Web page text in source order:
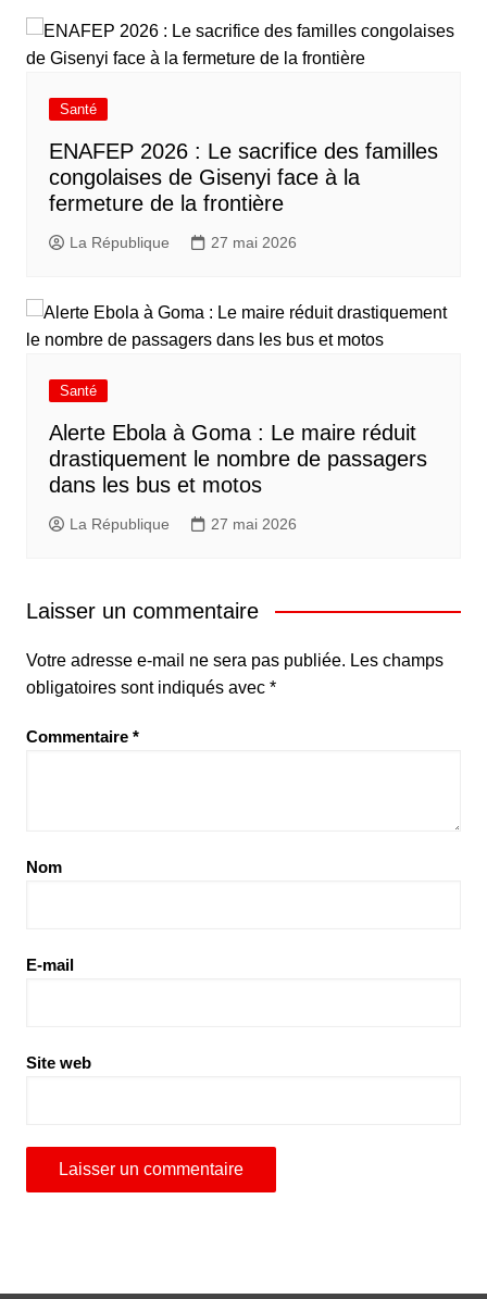
Santé
ENAFEP 2026 : Le sacrifice des familles
congolaises de Gisenyi face à la
fermeture de la frontière
La République 27 mai 2026
Santé
Alerte Ebola à Goma : Le maire réduit
drastiquement le nombre de passagers
dans les bus et motos
La République 27 mai 2026
Laisser un commentaire
Votre adresse e-mail ne sera pas publiée. Les champs
obligatoires sont indiqués avec *
Commentaire *
Nom
E-mail
Site web